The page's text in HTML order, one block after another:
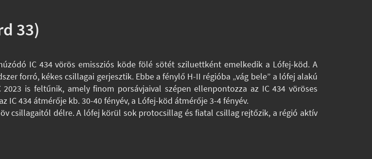
33)
IC 434 vörös emissziós köde fölé sötét sziluettként emelkedik a Lófej-köd. A
forró, kékes csillagai gerjesztik. Ebbe a fénylő H-II régióba „vág bele” a lófej alakú
is feltűnik, amely finom porsávjaival szépen ellenpontozza az IC 434 vöröses
IC 434 átmérője kb. 30-40 fényév, a Lófej-köd átmérője 3-4 fényév.
csillagaitól délre. A lófej körül sok protocsillag és fiatal csillag rejtőzik, a régió aktív